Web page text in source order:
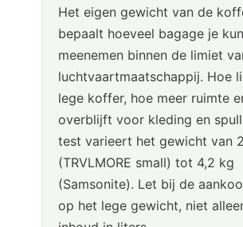
Het eigen gewicht van de
bepaalt hoeveel bagage je
meenemen binnen de limiet
luchtvaartmaatschappij. Hoe
lege koffer, hoe meer ruimte
overblijft voor kleding en
test varieert het gewicht van
(TRVLMORE small) tot 4,2 kg
(Samsonite). Let bij de
op het lege gewicht, niet